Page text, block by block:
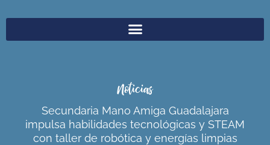
Noticias
Secundaria Mano Amiga Guadalajara
impulsa habilidades tecnológicas y STEAM
con taller de robótica y energías limpias